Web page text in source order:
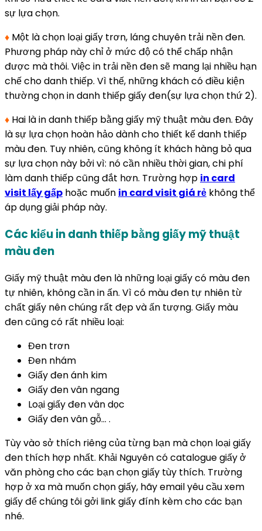
sự lựa chọn.
♦ Một là chọn loại giấy trơn, láng chuyên trải nền đen.
Phương pháp này chỉ ở mức độ có thể chấp nhận
được mà thôi. Việc in trải nền đen sẽ mang lại nhiều hạn
chế cho danh thiếp. Vì thế, những khách có điều kiện
thường chọn in danh thiếp giấy đen(sự lựa chọn thứ 2).
♦ Hai là in danh thiếp bằng giấy mỹ thuật màu đen. Đây
là sự lựa chọn hoàn hảo dành cho thiết kế danh thiếp
màu đen. Tuy nhiên, cũng không ít khách hàng bỏ qua
sự lựa chọn này bởi vì: nó cần nhiều thời gian, chi phí
làm danh thiếp cũng đắt hơn. Trường hợp in card
visit lấy gấp hoặc muốn in card visit giá rẻ không thể
áp dụng giải pháp này.
Các kiểu in danh thiếp bằng giấy mỹ thuật
màu đen
Giấy mỹ thuật màu đen là những loại giấy có màu đen
tự nhiên, không cần in ấn. Vì có màu đen tự nhiên từ
chất giấy nên chúng rất đẹp và ấn tượng. Giấy màu
đen cũng có rất nhiều loại:
Đen trơn
Đen nhám
Giấy đen ánh kim
Giấy đen vân ngang
Loại giấy đen vân dọc
Giấy đen vân gỗ… .
Tùy vào sở thích riêng của từng bạn mà chọn loại giấy
đen thích hợp nhất. Khải Nguyên có catalogue giấy ở
văn phòng cho các bạn chọn giấy tùy thích. Trường
hợp ở xa mà muốn chọn giấy, hãy email yêu cầu xem
giấy để chúng tôi gởi link giấy đính kèm cho các bạn
nhé.